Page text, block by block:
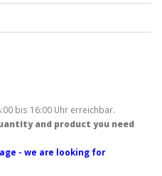
bis 16:00 Uhr erreichbar.
and product you need
- we are looking for